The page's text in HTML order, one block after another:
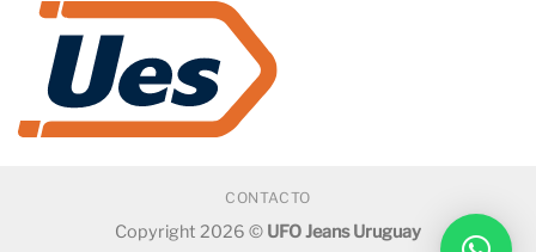
CONTACTO
Copyright 2026 © UFO Jeans Uruguay